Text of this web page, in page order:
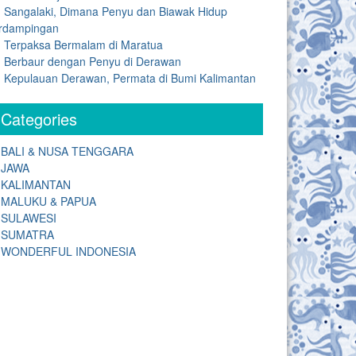
Sangalaki, Dimana Penyu dan Biawak Hidup
Terpaksa Bermalam di Maratua
Berbaur dengan Penyu di Derawan
Kepulauan Derawan, Permata di Bumi Kalimantan
Categories
BALI & NUSA TENGGARA
JAWA
KALIMANTAN
MALUKU & PAPUA
SULAWESI
SUMATRA
WONDERFUL INDONESIA